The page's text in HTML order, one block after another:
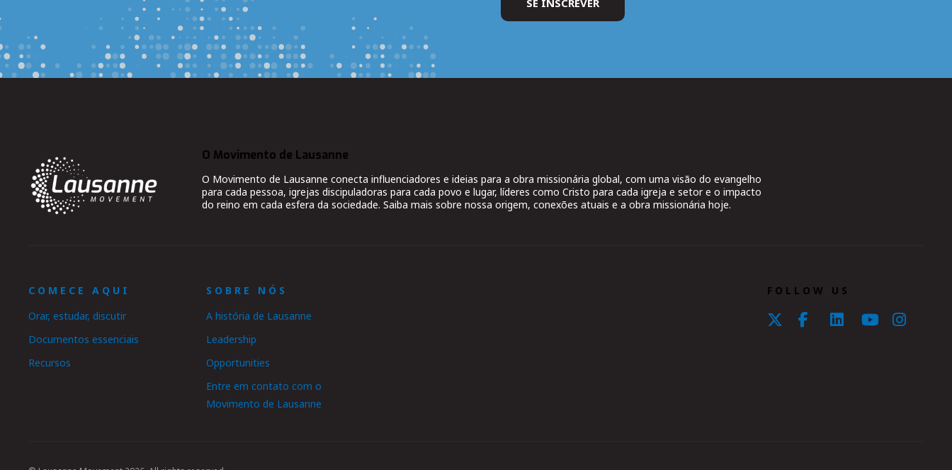
O Movimento de Lausanne
O Movimento de Lausanne conecta influenciadores e ideias para a obra missionária global, com uma visão do evangelho
para cada pessoa, igrejas discipuladoras para cada povo e lugar, líderes como Cristo para cada igreja e setor e o impacto
do reino em cada esfera da sociedade. Saiba mais sobre nossa origem, conexões atuais e a obra missionária hoje.
COMECE AQUI
Orar, estudar, discutir
Documentos essenciais
Recursos
SOBRE NÓS
A história de Lausanne
Leadership
Opportunities
Entre em contato com o
Movimento de Lausanne
FOLLOW US